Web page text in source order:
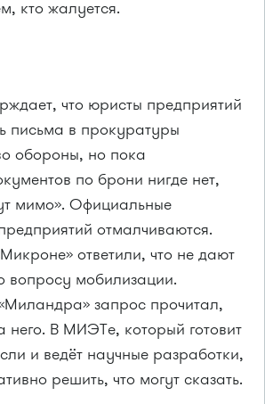
кто жалуется.
что юристы предприятий
письма в прокуратуры
обороны, но пока
по брони нигде нет,
мимо». Официальные
отмалчиваются.
ответили, что не дают
вопросу мобилизации.
запрос прочитал,
него. В МИЭТе, который готовит
и ведёт научные разработки,
решить, что могут сказать.